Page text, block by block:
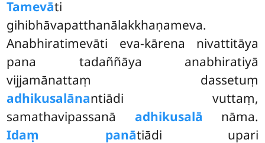
Tamevāti
gihibhāvapatthanālakkhaṇameva.
Anabhiratimevāti eva-kārena nivattitāya
pana tadaññāya anabhiratiyā
vijjamānattaṃ dassetuṃ
adhikusalānantiādi vuttaṃ,
samathavipassanā adhikusalā nāma.
Idaṃ panātiādi upari